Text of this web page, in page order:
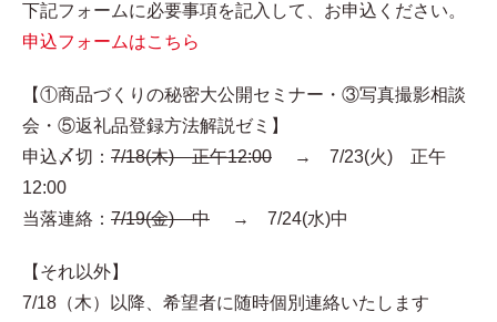
下記フォームに必要事項を記入して、お申込ください。
申込フォームはこちら
【①商品づくりの秘密大公開セミナー・③写真撮影相談
会・⑤返礼品登録方法解説ゼミ】
申込〆切： 7/18(木) 正午12:00 → 7/23(火) 正午
12:00
当落連絡： 7/19(金) 中 → 7/24(水)中
【それ以外】
7/18（木）以降、希望者に随時個別連絡いたします